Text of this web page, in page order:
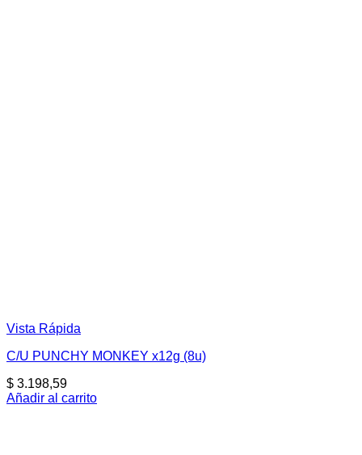
Vista Rápida
C/U PUNCHY MONKEY x12g (8u)
$ 3.198,59
Añadir al carrito